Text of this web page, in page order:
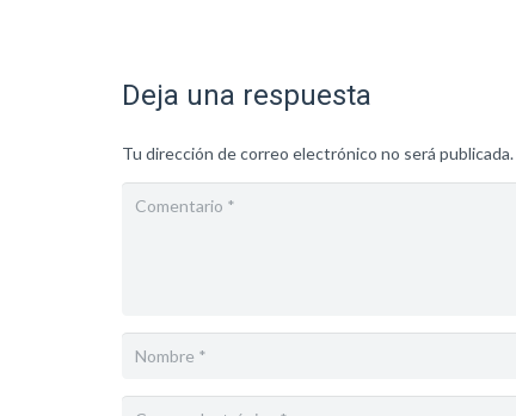
Deja una respuesta
Tu dirección de correo electrónico no será publicada.